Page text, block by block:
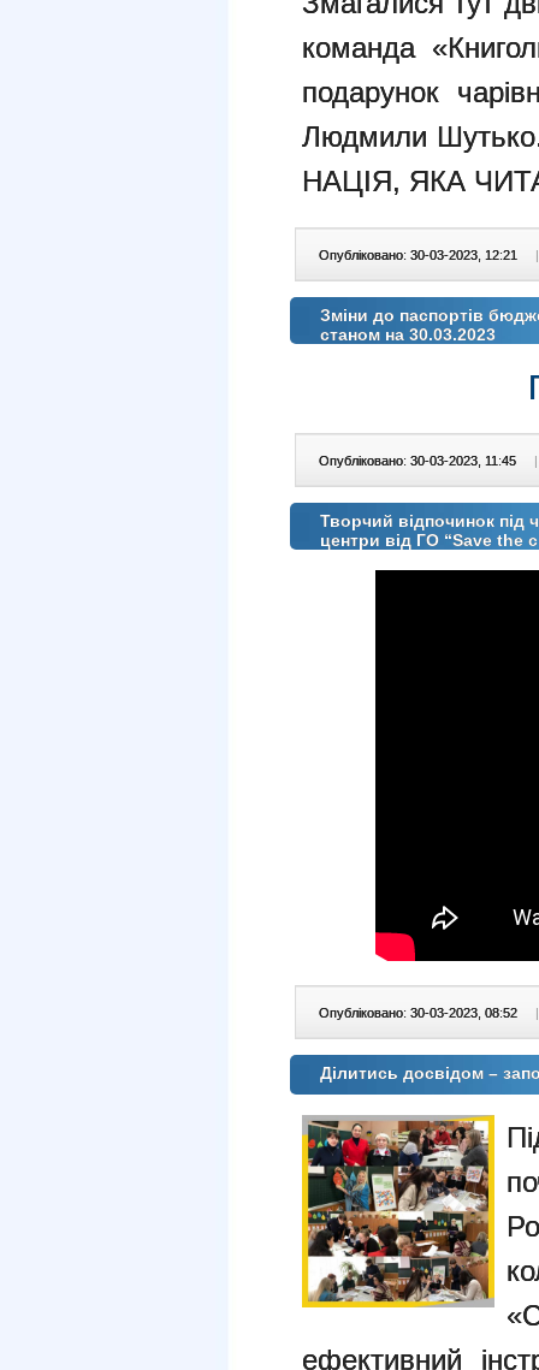
команда
подарунок
Людмили
НАЦІЯ, ЯКА
Опубліковано: 30-03-2023, 12:21 |
Зміни до паспортів
станом на 30.03.2023
Опубліковано: 30-03-2023, 11:45 |
Творчий відпочинок під
центри від ГО “Save the
Опубліковано: 30-03-2023, 08:52 |
Ділитись досвідом –
ефективний